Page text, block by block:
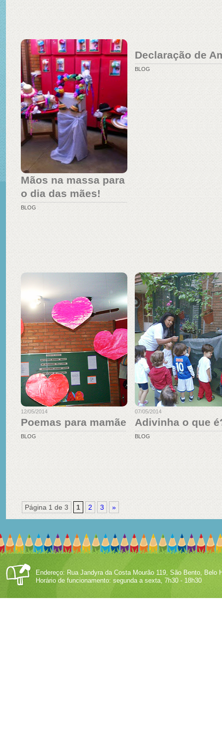
Mãos na massa para
o dia das mães!
BLOG
Declaração de
BLOG
12/05/2014
Poemas para mamãe
BLOG
07/05/2014
Adivinha o que
BLOG
Página 1 de 3 1 2 3 »
Endereço: Rua Jandyra da Costa Mourão 119, São Bento, Belo
Horário de funcionamento: segunda a sexta, 7h30 - 18h30